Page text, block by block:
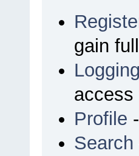
gain
access
Profile
Search